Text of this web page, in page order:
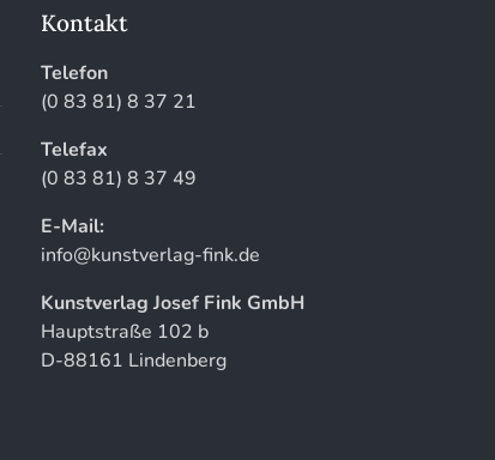
Kontakt
Telefon
(0 83 81) 8 37 21
Telefax
(0 83 81) 8 37 49
E-Mail:
info@kunstverlag-fink.de
Kunstverlag Josef Fink GmbH
Hauptstraße 102 b
D-88161 Lindenberg